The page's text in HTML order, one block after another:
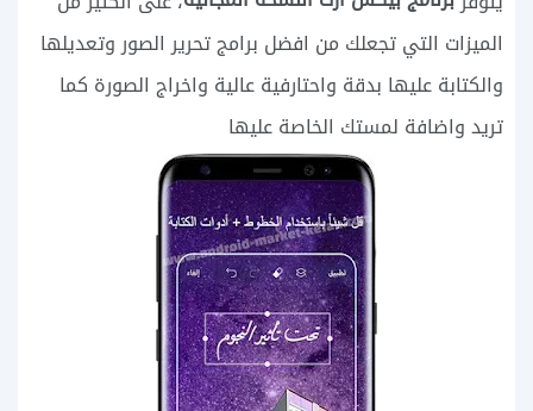
الميزات التي تجعلك من افضل برامج تحرير الصور وتعديلها
والكتابة عليها بدقة واحتارفية عالية واخراج الصورة كما
تريد واضافة لمستك الخاصة عليها